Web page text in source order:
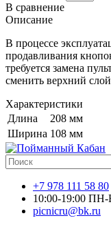
В сравнение
Описание
В процессе
продавливания
требуется замена
сменить верхний
Характеристики
Длина
208 мм
Ширина 108 мм
+7 978 111 58 80
10:00-19:00
picnicru@bk.ru